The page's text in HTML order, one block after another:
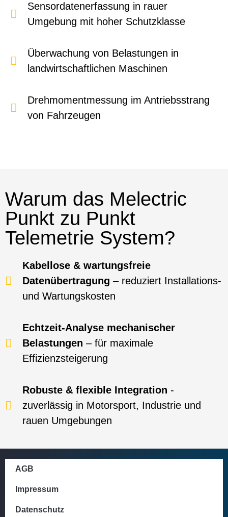
Sensordatenerfassung in rauer
Umgebung mit hoher Schutzklasse
Überwachung von Belastungen in
landwirtschaftlichen Maschinen
Drehmomentmessung im Antriebsstrang
von Fahrzeugen
Warum das Melectric
Punkt zu Punkt
Telemetrie System?
Kabellose & wartungsfreie
Datenübertragung – reduziert Installations-
und Wartungskosten
Echtzeit-Analyse mechanischer
Belastungen – für maximale
Effizienzsteigerung
Robuste & flexible Integration -
zuverlässig in Motorsport, Industrie und
rauen Umgebungen
AGB
Impressum
Datenschutz